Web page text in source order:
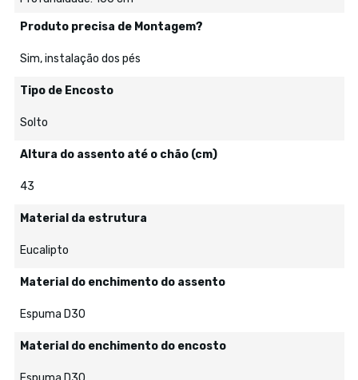
Produto precisa de Montagem?
Sim, instalação dos pés
Tipo de Encosto
Solto
Altura do assento até o chão (cm)
43
Material da estrutura
Eucalipto
Material do enchimento do assento
Espuma D30
Material do enchimento do encosto